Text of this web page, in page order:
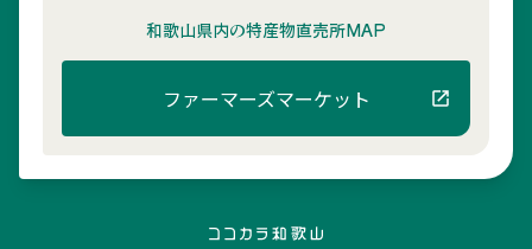
和歌山県内の特産物直売所MAP
ファーマーズマーケット